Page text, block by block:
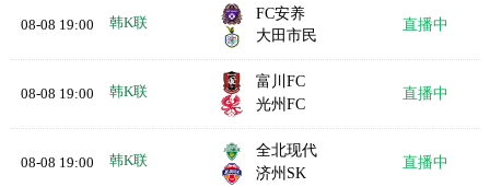
08-08 19:00 韩K联
FC安养
大田市民
直播中
08-08 19:00 韩K联
富川FC
光州FC
直播中
08-08 19:00 韩K联
全北现代
济州SK
直播中